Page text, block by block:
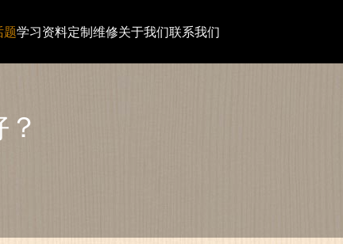
题学习资料定制维修关于我们联系我们